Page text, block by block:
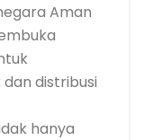
Aman
distribusi
hanya